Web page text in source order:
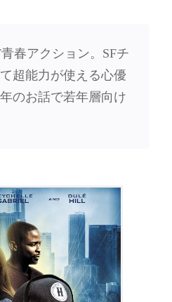
春アクション。SFチ
超能力が使える心優
のお話で若年層向け